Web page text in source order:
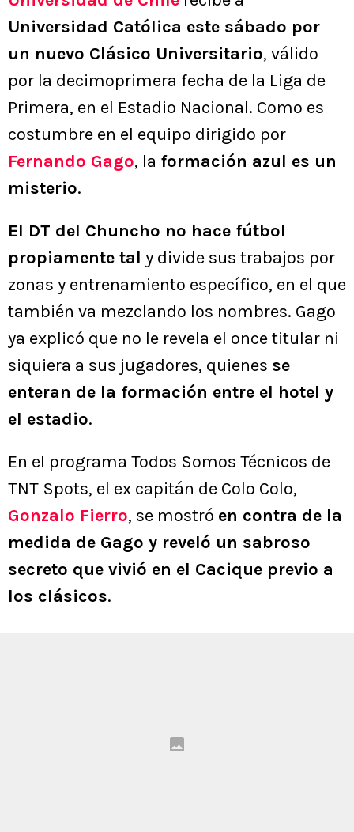
Universidad Católica este sábado por
un nuevo Clásico Universitario, válido
por la decimoprimera fecha de la Liga de
Primera, en el Estadio Nacional. Como es
costumbre en el equipo dirigido por
Fernando Gago, la formación azul es un
misterio.
El DT del Chuncho no hace fútbol
propiamente tal y divide sus trabajos por
zonas y entrenamiento específico, en el que
también va mezclando los nombres. Gago
ya explicó que no le revela el once titular ni
siquiera a sus jugadores, quienes se
enteran de la formación entre el hotel y
el estadio.
En el programa Todos Somos Técnicos de
TNT Spots, el ex capitán de Colo Colo,
Gonzalo Fierro, se mostró en contra de la
medida de Gago y reveló un sabroso
secreto que vivió en el Cacique previo a
los clásicos.